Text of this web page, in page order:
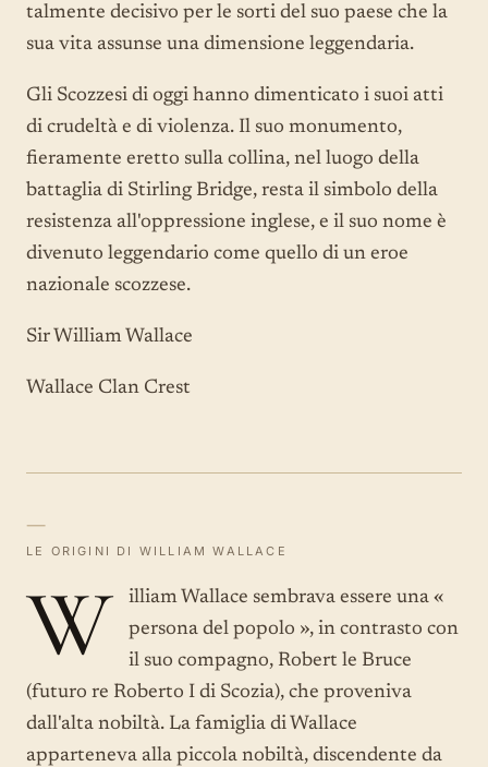
talmente decisivo per le sorti del suo paese che la
sua vita assunse una dimensione leggendaria.
Gli Scozzesi di oggi hanno dimenticato i suoi atti
di crudeltà e di violenza. Il suo monumento,
fieramente eretto sulla collina, nel luogo della
battaglia di Stirling Bridge, resta il simbolo della
resistenza all'oppressione inglese, e il suo nome è
divenuto leggendario come quello di un eroe
nazionale scozzese.
Sir William Wallace
Wallace Clan Crest
—
LE ORIGINI DI WILLIAM WALLACE
W
illiam Wallace sembrava essere una «
persona del popolo », in contrasto con
il suo compagno, Robert le Bruce
(futuro re Roberto I di Scozia), che proveniva
dall'alta nobiltà. La famiglia di Wallace
apparteneva alla piccola nobiltà, discendente da